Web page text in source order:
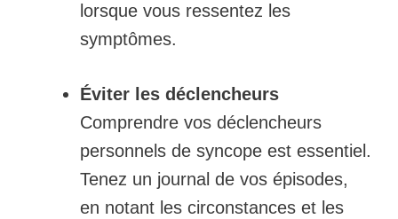
lorsque vous ressentez les
symptômes.
Éviter les déclencheurs
Comprendre vos déclencheurs
personnels de syncope est essentiel.
Tenez un journal de vos épisodes,
en notant les circonstances et les